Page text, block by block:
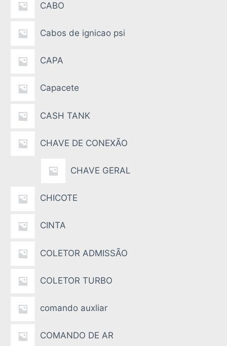
CABO
Cabos de ignicao psi
CAPA
Capacete
CASH TANK
CHAVE DE CONEXÃO
CHAVE GERAL
CHICOTE
CINTA
COLETOR ADMISSÃO
COLETOR TURBO
comando auxliar
COMANDO DE AR